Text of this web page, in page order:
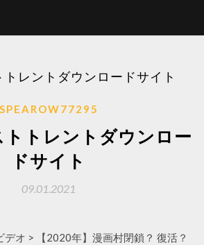
レントダウンロードサイト
SPEAROW77295
トレントダウンロー
ドサイト
09.01.2021
デオ > 【2020年】漫画村閉鎖？ 復活？